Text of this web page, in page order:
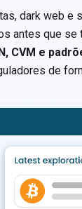
dark web e
antes que se
CVM e
de